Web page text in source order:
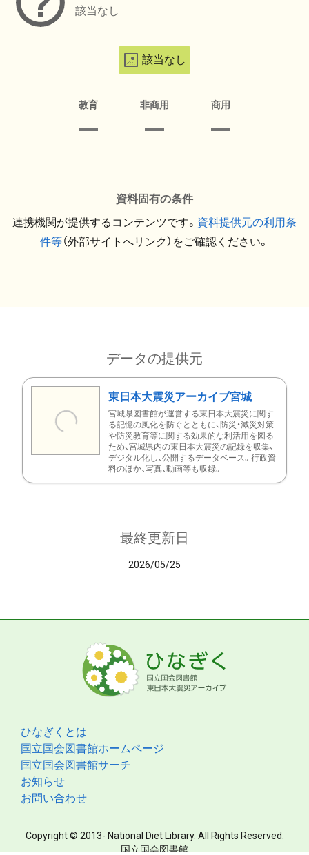
該当なし
該当なし
教育 非商用 商用
資料固有の条件
連携機関が提供するコンテンツです。 資料提供元の利用条
件等（外部サイトへリンク）をご確認ください。
データの提供元
東日本大震災アーカイブ宮城
宮城県図書館が運営する東日本大震災に関す
る記憶の風化を防ぐとともに、防災・減災対策
や防災教育等に関する効果的な利活用を図る
ため、宮城県内の東日本大震災の記録を収集、
デジタル化し、公開するデータベース。行政資
料のほか、写真、動画等も収録。
最終更新日
2026/05/25
ひなぎくとは
国立国会図書館ホームページ
国立国会図書館サーチ
お知らせ
お問い合わせ
Copyright © 2013- National Diet Library. All Rights Reserved.